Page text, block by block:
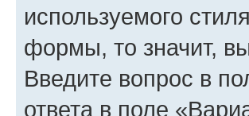
используемого
формы, то значит,
Введите вопрос в
ответа в поле